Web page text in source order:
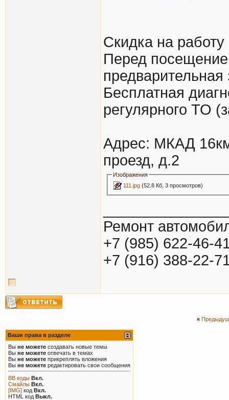
Скидка на
Перед
предварительная
Бесплатная
регулярного ТО
Адрес: МКАД
проезд, д.2
Изображения
111.jpg (52.8 Кб, 3 просмотров)
Ремонт
+7 (985) 622-46-
+7 (916) 388-22-
«
Ваши права в разделе
Вы не можете создавать новые темы
Вы не можете отвечать в темах
Вы не можете прикреплять вложения
Вы не можете редактировать свои сообщения
BB коды Вкл.
Смайлы Вкл.
[IMG] код Вкл.
HTML код Выкл.